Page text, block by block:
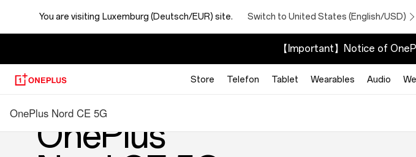
OnePlus
CE
5G
You are visiting Luxemburg (Deutsch/EUR) site. Switch to United States (English/USD)
【Important】Notice of
Store Telefon Tablet Wearables Audio
OnePlus Nord CE 5G
OnePlus